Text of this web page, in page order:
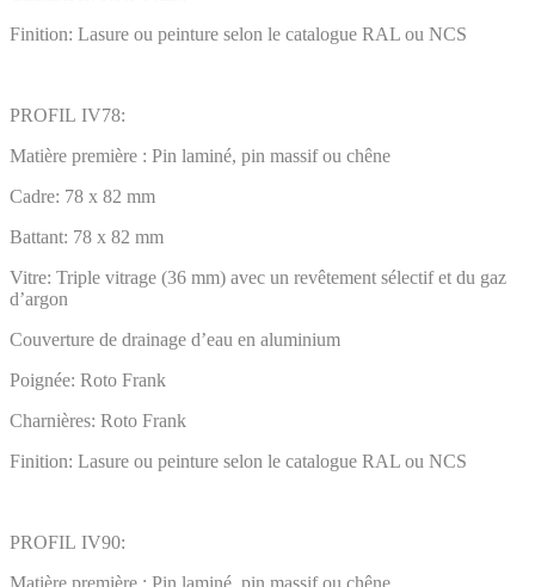
Finition: Lasure ou peinture selon le catalogue RAL ou NCS
PROFIL IV78:
Matière première : Pin laminé, pin massif ou chêne
Cadre: 78 x 82 mm
Battant: 78 x 82 mm
Vitre: Triple vitrage (36 mm) avec un revêtement sélectif et du gaz
d’argon
Couverture de drainage d’eau en aluminium
Poignée: Roto Frank
Charnières: Roto Frank
Finition: Lasure ou peinture selon le catalogue RAL ou NCS
PROFIL IV90: